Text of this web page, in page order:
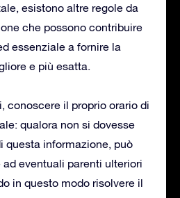
esistono altre regole da
che possono contribuire
essenziale a fornire la
e più esatta.
conoscere il proprio orario di
qualora non si dovesse
questa informazione, può
eventuali parenti ulteriori
in questo modo risolvere il